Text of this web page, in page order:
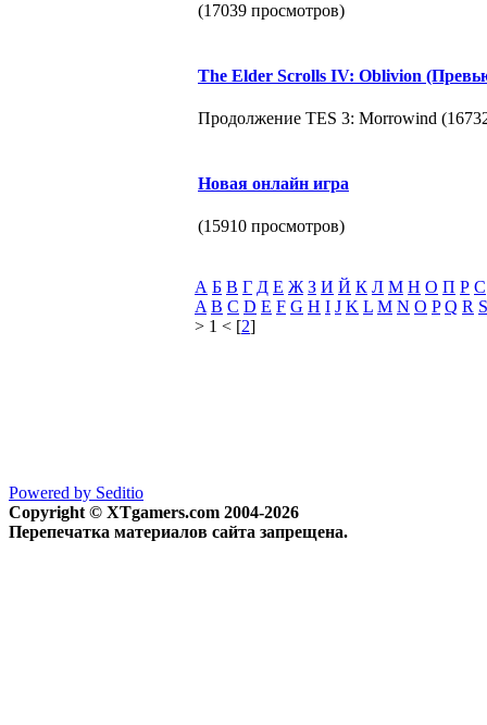
(17039 просмотров)
The Elder Scrolls IV: Oblivion
Продолжение TES 3: Morrowind
Новая онлайн игра
(15910 просмотров)
А Б В Г Д Е Ж З И Й К Л М Н О П Р С
A B C D E F G H I J K L M N O P Q R S
> 1 < [2]
Powered by Seditio
Copyright © XTgamers.com 2004-2026
Перепечатка материалов сайта запрещена.